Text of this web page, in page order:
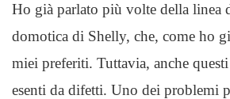
Ho già parlato più volte della linea
domotica di Shelly, che, come ho
miei preferiti. Tuttavia, anche
esenti da difetti. Uno dei problemi